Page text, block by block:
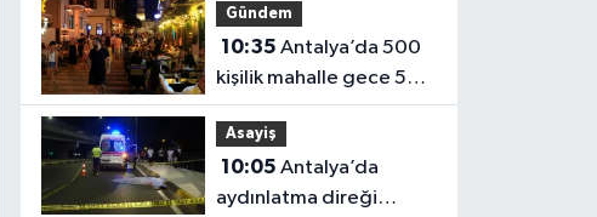
Gündem
10:35
kişilik mahalle gece 50
bine ulaşıyor!
Asayiş
10:05
aydınlatma direği